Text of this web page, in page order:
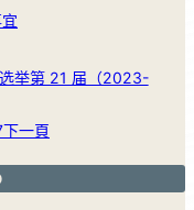
举第 21 届（2023-
下一頁